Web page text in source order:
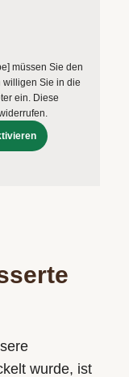
müssen Sie den
willigen Sie in die
ein. Diese
wurde, ist